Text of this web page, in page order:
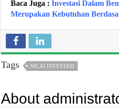
Baca Juga :Investasi Dalam
Merupakan Kebutuhan
Tags NILAI INVESTASI
About